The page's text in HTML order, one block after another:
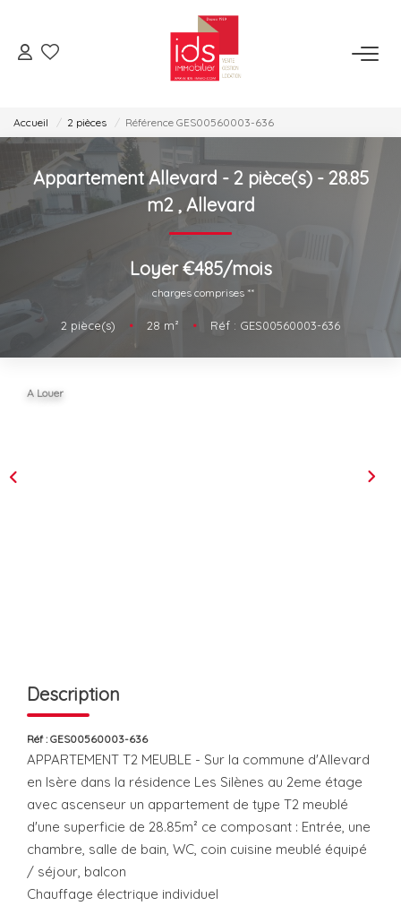
Je Veux Acheter
Je Veux Vendre
Espace Opérations Immobilières
ESPACE LOCATION
Je Veux Louer
Gérer Mon Bien
Accueil 2 pièces Référence GES00560003-636
Appartement Allevard - 2 pièce(s) - 28.85
m2 , Allevard
Loyer €485/mois
charges comprises **
2 pièce(s) • 28 m² • Réf : GES00560003-636
A Louer
Description
Réf : GES00560003-636
APPARTEMENT T2 MEUBLE - Sur la commune d'Allevard
en Isère dans la résidence Les Silènes au 2eme étage
avec ascenseur un appartement de type T2 meublé
d'une superficie de 28.85m² ce composant : Entrée, une
chambre, salle de bain, WC, coin cuisine meublé équipé
/ séjour, balcon
Chauffage électrique individuel